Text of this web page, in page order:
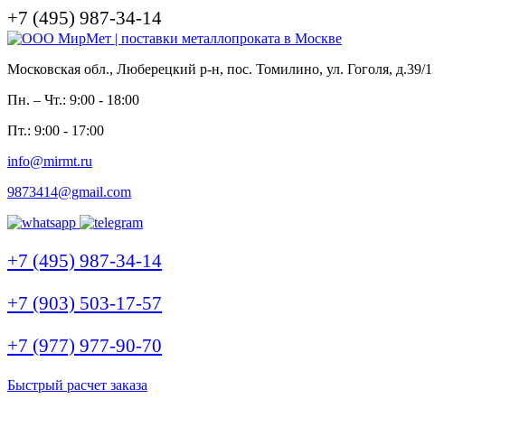
+7 (495) 987-34-14
Московская обл., Люберецкий р-н, пос. Томилино, ул. Гоголя, д.39/1
Пн. – Чт.: 9:00 - 18:00
Пт.: 9:00 - 17:00
info@mirmt.ru
9873414@gmail.com
+7 (495) 987-34-14
+7 (903) 503-17-57
+7 (977) 977-90-70
Быстрый расчет заказа